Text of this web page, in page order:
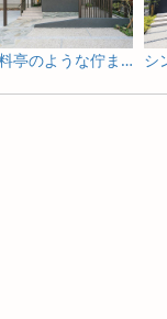
料亭のような佇まいを照明で包み込む新築外構